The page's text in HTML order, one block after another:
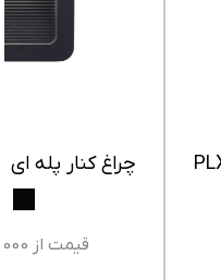
چراغ کنار پله ای 2 وات PLX 4004
قیمت از 1,990,000 تومان